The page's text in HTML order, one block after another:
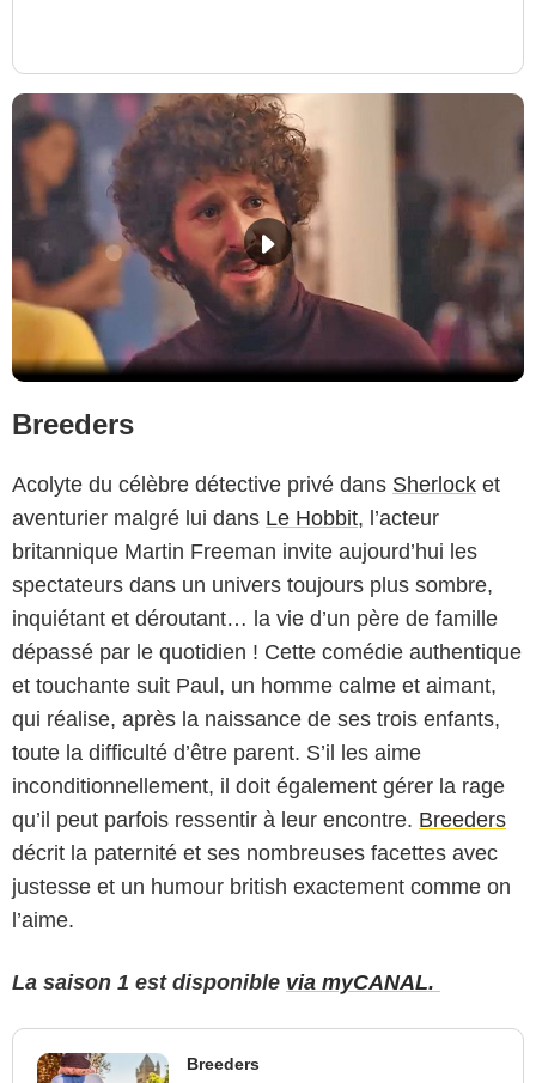
Breeders
Acolyte du célèbre détective privé dans Sherlock et
aventurier malgré lui dans Le Hobbit, l’acteur
britannique Martin Freeman invite aujourd’hui les
spectateurs dans un univers toujours plus sombre,
inquiétant et déroutant… la vie d’un père de famille
dépassé par le quotidien ! Cette comédie authentique
et touchante suit Paul, un homme calme et aimant,
qui réalise, après la naissance de ses trois enfants,
toute la difficulté d’être parent. S’il les aime
inconditionnellement, il doit également gérer la rage
qu’il peut parfois ressentir à leur encontre. Breeders
décrit la paternité et ses nombreuses facettes avec
justesse et un humour british exactement comme on
l’aime.
La saison 1 est disponible via myCANAL.
Breeders